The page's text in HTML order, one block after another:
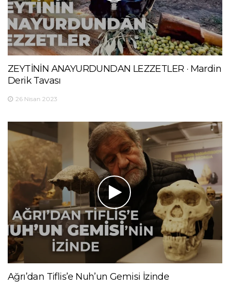
ZEYTİNİN ANAYURDUNDAN LEZZETLER · Mardin
Derik Tavası
26 Nisan 2023
Ağrı’dan Tiflis’e Nuh’un Gemisi İzinde